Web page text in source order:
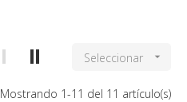
Seleccionar 
Mostrando 1-11 del 11 artículo(s)